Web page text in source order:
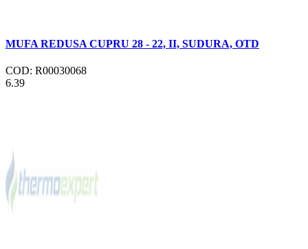
MUFA REDUSA CUPRU 28 - 22, II, SUDURA, OTD
COD: R00030068
6.39